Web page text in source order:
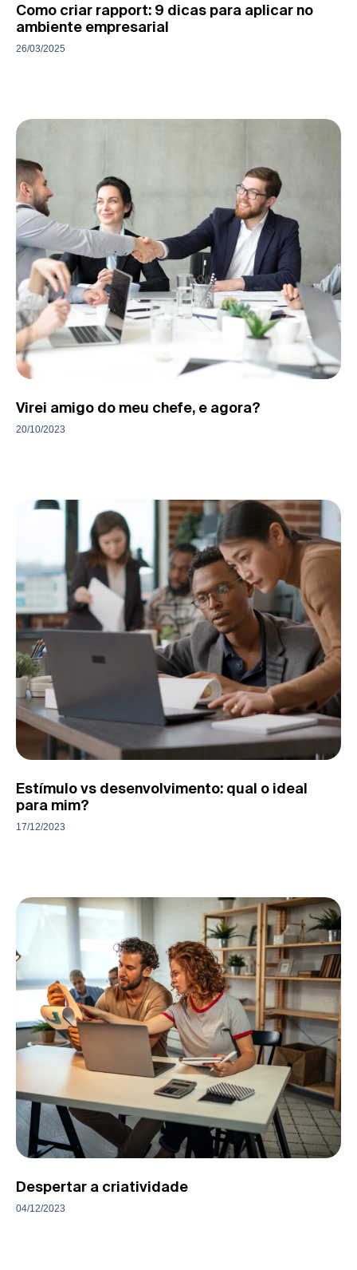
Como criar rapport: 9 dicas para aplicar no
ambiente empresarial
26/03/2025
Virei amigo do meu chefe, e agora?
20/10/2023
Estímulo vs desenvolvimento: qual o ideal
para mim?
17/12/2023
Despertar a criatividade
04/12/2023